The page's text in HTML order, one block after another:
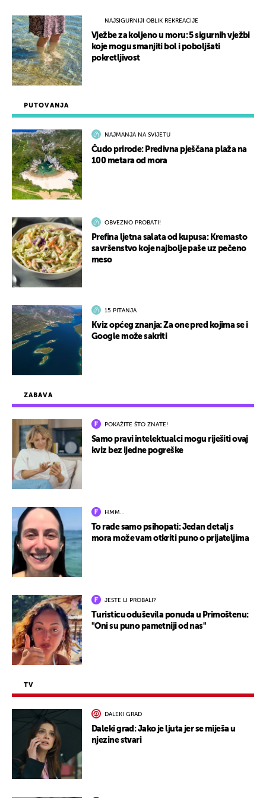
ZABAVA
POKAŽITE ŠTO ZNATE!
Samo pravi intelektualci mogu riješiti ovaj
kviz bez ijedne pogreške
HMM…
To rade samo psihopati: Jedan detalj s
mora može vam otkriti puno o prijateljima
JESTE LI PROBALI?
Turisticu oduševila ponuda u Primoštenu:
"Oni su puno pametniji od nas"
TV
DALEKI GRAD
Daleki grad: Jako je ljuta jer se miješa u
njezine stvari
PUTOVANJA
NAJMANJA NA SVIJETU
Čudo prirode: Predivna pješčana plaža na
100 metara od mora
OBVEZNO PROBATI!
Prefina ljetna salata od kupusa: Kremasto
savršenstvo koje najbolje paše uz pečeno
meso
15 PITANJA
Kviz općeg znanja: Za one pred kojima se i
Google može sakriti
NAJSIGURNIJI OBLIK REKREACIJE
Vježbe za koljeno u moru: 5 sigurnih vježbi
koje mogu smanjiti bol i poboljšati
pokretljivost